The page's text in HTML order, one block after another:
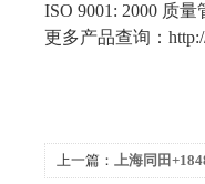
ISO 9001: 2000 质量
更多产品查询：
上一篇： 上海同田